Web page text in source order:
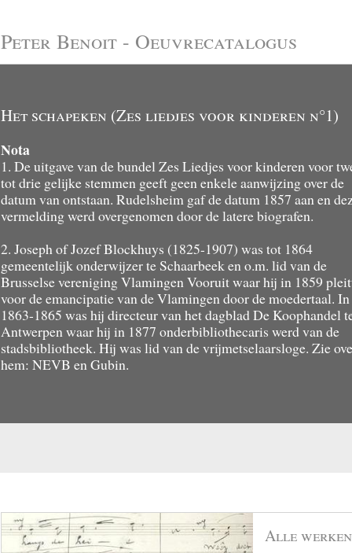
Peter Benoit - Oeuvrecatalogus
Het schapeken (Zes liedjes voor kinderen n°1)
Nota
1. De uitgave van de bundel Zes Liedjes voor kinderen voor
tot drie gelijke stemmen geeft geen enkele aanwijzing over de
datum van ontstaan. Rudelsheim gaf de datum 1857 aan en
vermelding werd overgenomen door de latere biografen.
2. Joseph of Jozef Blockhuys (1825-1907) was tot 1864
gemeentelijk onderwijzer te Schaarbeek en o.m. lid van de
Brusselse vereniging Vlamingen Vooruit waar hij in 1859
voor de emancipatie van de Vlamingen door de moedertaal. In
1863-1865 was hij directeur van het dagblad De Koophandel
Antwerpen waar hij in 1877 onderbibliothecaris werd van de
stadsbibliotheek. Hij was lid van de vrijmetselaarsloge. Zie
hem: NEVB en Gubin.
Alle werken